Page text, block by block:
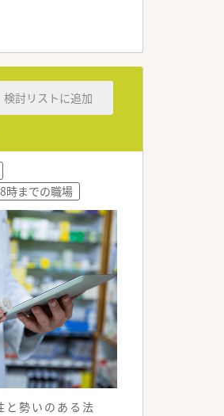
を開かれてい
れています。
どを議論して発
キング鑑査機
検討リストに追加
時までの職場
と勢いのある法